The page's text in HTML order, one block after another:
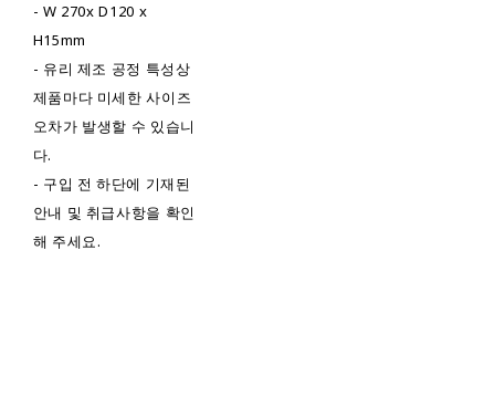
- W 270x D120 x
H15mm
- 유리 제조 공정 특성상
제품마다 미세한 사이즈
오차가 발생할 수 있습니
다.
- 구입 전 하단에 기재된
안내 및 취급사항을 확인
해 주세요.